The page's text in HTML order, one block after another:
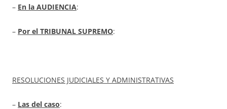
– En la AUDIENCIA:
– Por el TRIBUNAL SUPREMO:
RESOLUCIONES JUDICIALES Y ADMINISTRATIVAS
– Las del caso: